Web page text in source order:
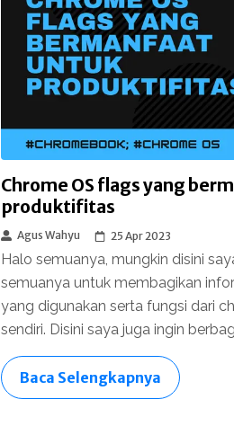
Chrome OS flags yang
produktifitas
Agus Wahyu 25 Apr 2023
Halo semuanya, mungkin disini
semuanya untuk membagikan
yang digunakan serta fungsi dari
sendiri. Disini saya juga ingin
Baca Selengkapnya